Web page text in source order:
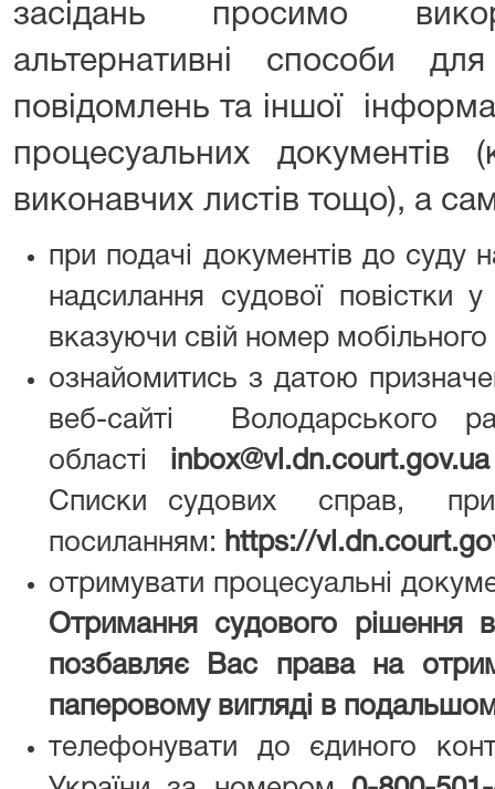
засідань просимо
альтернативні способи
повідомлень та іншої
процесуальних документів
виконавчих листів тощо), а
при подачі документів до суду
надсилання судової повістки
вказуючи свій номер
ознайомитись з датою
веб-сайті Володарського
області inbox@vl.dn.court.gov.ua
Списки судових справ,
посиланням: https://
отримувати процесуальні
Отримання судового рішення
позбавляє Вас права на
паперовому вигляді в
телефонувати до єдиного